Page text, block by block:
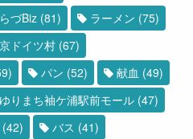
らづBiz (81) ラーメン (75)
ドイツ村 (67)
パン (52) 献血 (49)
ゆりまち袖ケ浦駅前モール (47)
(42) バス (41)